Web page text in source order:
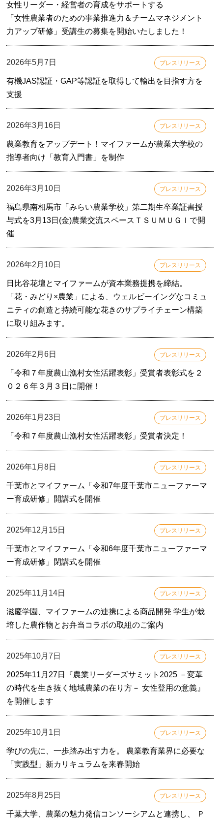
女性リーダー・経営者の育成をサポートする
「女性農業者のための事業推進力＆チームマネジメント
力アップ研修」受講生の募集を開始いたしました！
2026年5月7日 プレスリリース
有機JAS認証・GAP等認証を取得して輸出を目指す方を
支援
2026年3月16日 プレスリリース
農業教育をアップデート！マイファームが農業大学校の
指導者向け「教育入門書」を制作
2026年3月10日 プレスリリース
福島県南相馬市「みらい農業学校」第二期生卒業証書授
与式を3月13日(金)農業交流スペースＴＳＵＭＵＧＩで開
催
2026年2月10日 プレスリリース
日比谷花壇とマイファームが資本業務提携を締結。
「花・みどり×農業」による、ウェルビーイングなコミュ
ニティの創造と持続可能な花きのサプライチェーン構築
に取り組みます。
2026年2月6日 プレスリリース
「令和７年度農山漁村女性活躍表彰」受賞者表彰式を２
０２６年３月３日に開催！
2026年1月23日 プレスリリース
「令和７年度農山漁村女性活躍表彰」受賞者決定！
2026年1月8日 プレスリリース
千葉市とマイファーム「令和7年度千葉市ニューファーマ
ー育成研修」開講式を開催
2025年12月15日 プレスリリース
千葉市とマイファーム「令和6年度千葉市ニューファーマ
ー育成研修」閉講式を開催
2025年11月14日 プレスリリース
滋慶学園、マイファームの連携による商品開発 学生が栽
培した農作物とお弁当コラボの取組のご案内
2025年10月7日 プレスリリース
2025年11月27日『農業リーダーズサミット2025 －変革
の時代を生き抜く地域農業の在り方－ 女性登用の意義』
を開催します
2025年10月1日 プレスリリース
学びの先に、一歩踏み出す力を。 農業教育業界に必要な
「実践型」新カリキュラムを来春開始
2025年8月25日 プレスリリース
千葉大学、農業の魅力発信コンソーシアムと連携し、 Ｐ